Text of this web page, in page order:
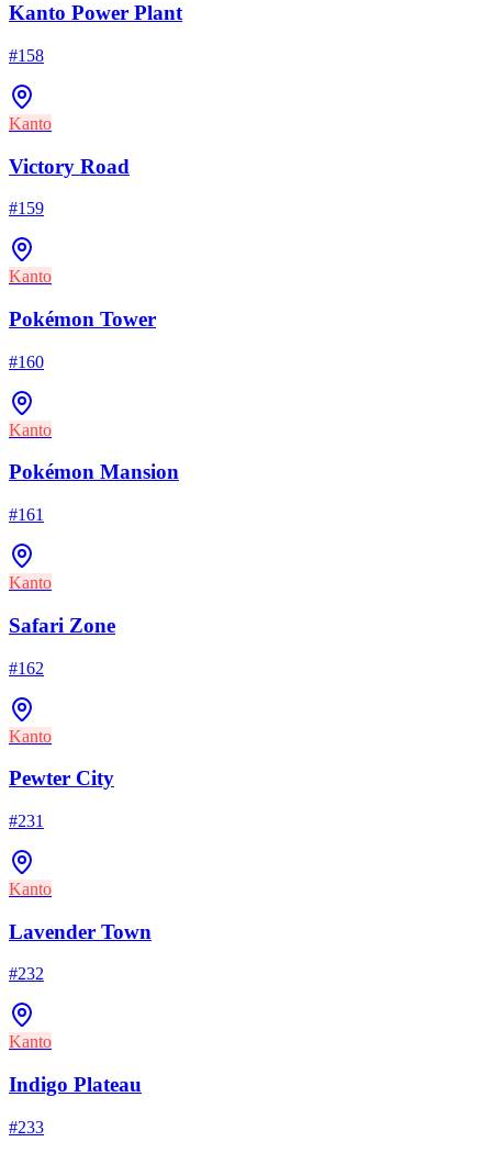
Kanto Power Plant
#158
Kanto
Victory Road
#159
Kanto
Pokémon Tower
#160
Kanto
Pokémon Mansion
#161
Kanto
Safari Zone
#162
Kanto
Pewter City
#231
Kanto
Lavender Town
#232
Kanto
Indigo Plateau
#233